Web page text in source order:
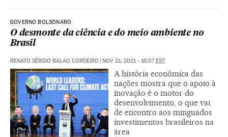
GOVERNO BOLSONARO
O desmonte da ciência e do meio ambiente no
Brasil
RENATO SÉRGIO BALAO CORDEIRO | NOV 21, 2021 - 16:07EST
A história econômica das
nações mostra que o apoio à
inovação é o motor do
desenvolvimento, o que vai
de encontro aos minguados
investimentos brasileiros na
área